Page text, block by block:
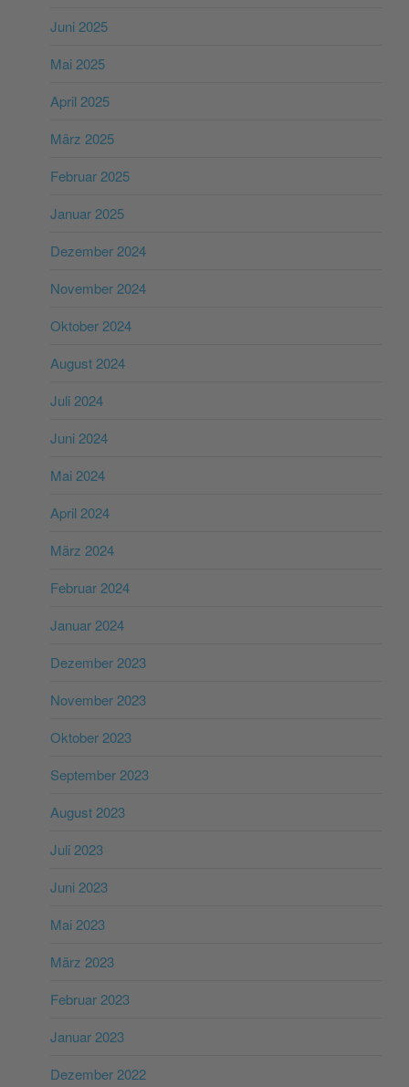
Juni 2025
Mai 2025
April 2025
März 2025
Februar 2025
Januar 2025
Dezember 2024
November 2024
Oktober 2024
August 2024
Juli 2024
Juni 2024
Mai 2024
April 2024
März 2024
Februar 2024
Januar 2024
Dezember 2023
November 2023
Oktober 2023
September 2023
August 2023
Juli 2023
Juni 2023
Mai 2023
März 2023
Februar 2023
Januar 2023
Dezember 2022